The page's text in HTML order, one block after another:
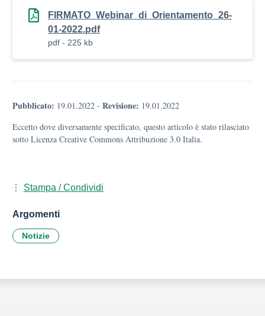
FIRMATO_Webinar_di_Orientamento_26-
01-2022.pdf
pdf - 225 kb
Pubblicato: 19.01.2022 - Revisione: 19.01.2022
Eccetto dove diversamente specificato, questo articolo è stato rilasciato
sotto Licenza Creative Commons Attribuzione 3.0 Italia.
Stampa / Condividi
Argomenti
Notizie